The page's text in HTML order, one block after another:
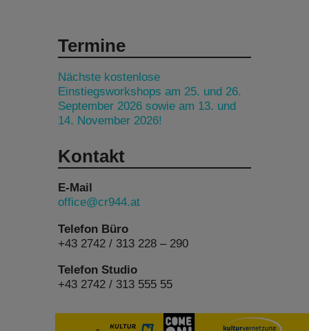
Termine
Nächste kostenlose
Einstiegsworkshops am 25. und 26.
September 2026 sowie am 13. und
14. November 2026!
Kontakt
E-Mail
office@cr944.at
Telefon Büro
+43 2742 / 313 228 – 290
Telefon Studio
+43 2742 / 313 555 55